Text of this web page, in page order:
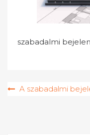
szabadalmi
Bejegyzés
A szabadalmi